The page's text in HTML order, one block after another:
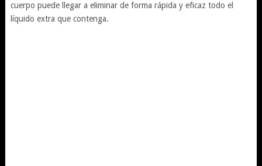
cuerpo puede llegar a eliminar de forma rápida y eficaz todo el
líquido extra que contenga.